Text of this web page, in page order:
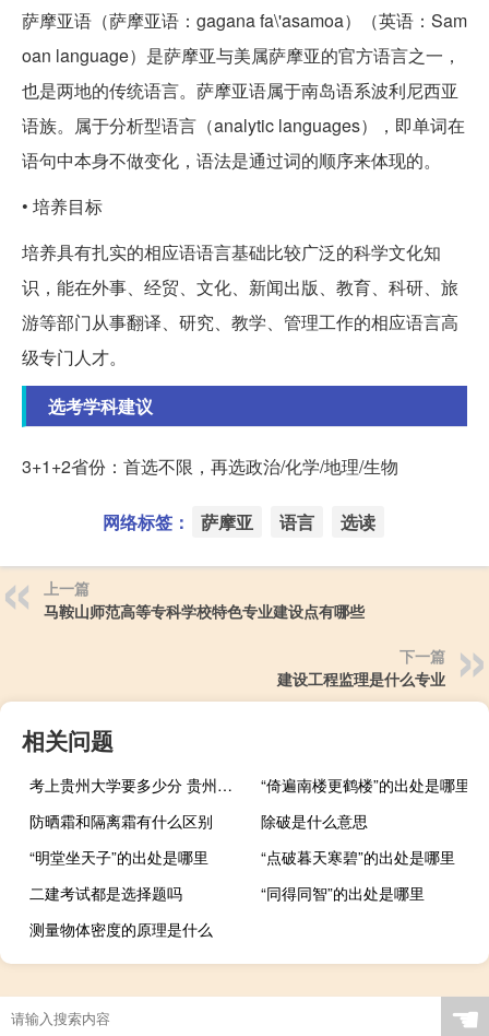
萨摩亚语（萨摩亚语：gagana fa\'asamoa）（英语：Sam
oan language）是萨摩亚与美属萨摩亚的官方语言之一，
也是两地的传统语言。萨摩亚语属于南岛语系波利尼西亚
语族。属于分析型语言（analytic languages），即单词在
语句中本身不做变化，语法是通过词的顺序来体现的。
• 培养目标
培养具有扎实的相应语语言基础比较广泛的科学文化知
识，能在外事、经贸、文化、新闻出版、教育、科研、旅
游等部门从事翻译、研究、教学、管理工作的相应语言高
级专门人才。
选考学科建议
3+1+2省份：首选不限，再选政治/化学/地理/生物
网络标签： 萨摩亚 语言 选读
上一篇
马鞍山师范高等专科学校特色专业建设点有哪些
下一篇
建设工程监理是什么专业
相关问题
考上贵州大学要多少分 贵州大学录取分数线
“倚遍南楼更鹤楼”的出处是哪里
防晒霜和隔离霜有什么区别
除破是什么意思
“明堂坐天子”的出处是哪里
“点破暮天寒碧”的出处是哪里
二建考试都是选择题吗
“同得同智”的出处是哪里
测量物体密度的原理是什么
☚